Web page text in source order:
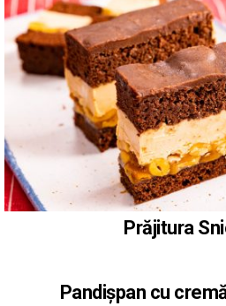
Prăjitura
Pandișpan cu